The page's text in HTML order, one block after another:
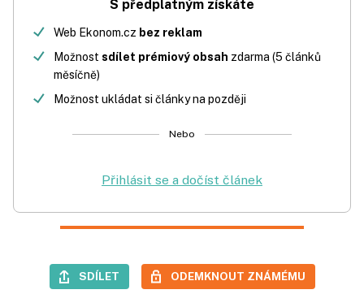
S předplatným získáte
Web Ekonom.cz bez reklam
Možnost sdílet prémiový obsah zdarma (5 článků
měsíčně)
Možnost ukládat si články na později
Nebo
Přihlásit se a dočíst článek
SDÍLET ODEMKNOUT ZNÁMÉMU